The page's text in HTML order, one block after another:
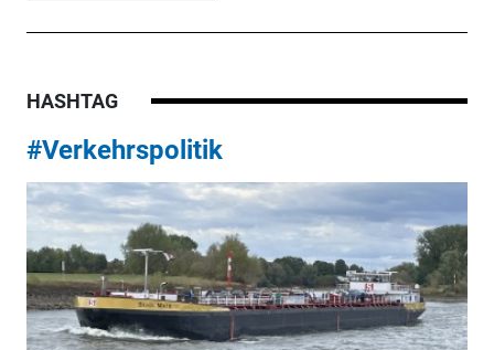
HASHTAG
#Verkehrspolitik